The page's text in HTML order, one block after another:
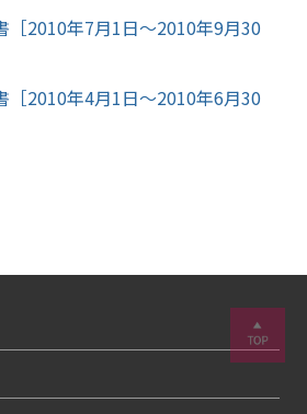
［2010年7月1日～2010年9月30
［2010年4月1日～2010年6月30